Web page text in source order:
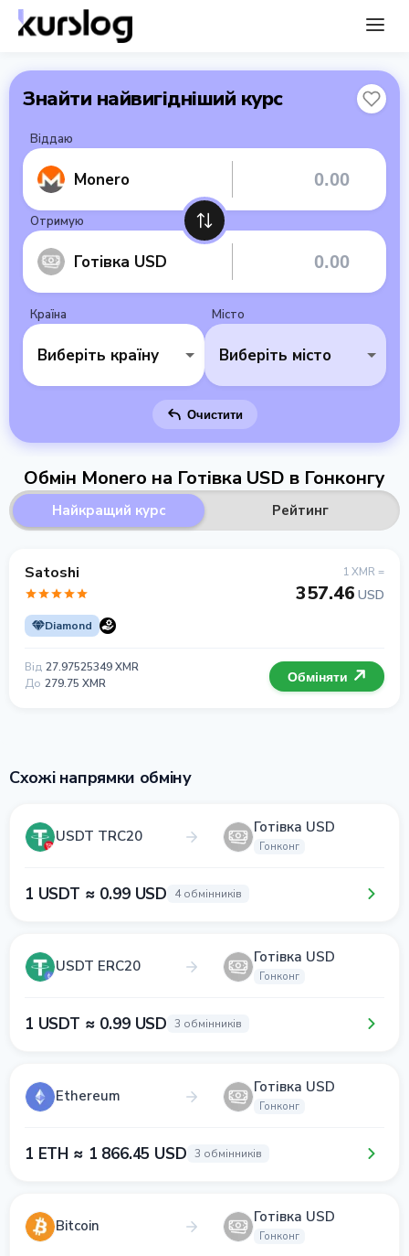
Знайти найвигідніший курс
Віддаю
Monero
Отримую
Готівка USD
Країна
Виберіть країну
Місто
Виберіть місто
Очистити
Обмін Monero на Готівка USD в Гонконгу
Найкращий курс Рейтинг
Satoshi
Diamond
1 XMR =
357.46 USD
Від 27.97525349 XMR
До 279.75 XMR Обміняти
Схожі напрямки обміну
USDT TRC20 Готівка USD
Гонконг
1 USDT ≈ 0.99 USD 4 обмінників
USDT ERC20 Готівка USD
Гонконг
1 USDT ≈ 0.99 USD 3 обмінників
Ethereum Готівка USD
Гонконг
1 ETH ≈ 1 866.45 USD 3 обмінників
Bitcoin Готівка USD
Гонконг